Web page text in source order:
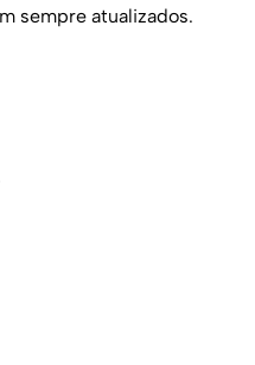
sempre atualizados.